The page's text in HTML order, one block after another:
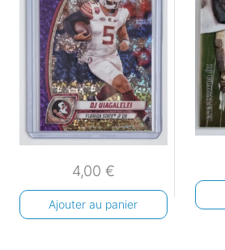
4,00 €
Ajouter au panier